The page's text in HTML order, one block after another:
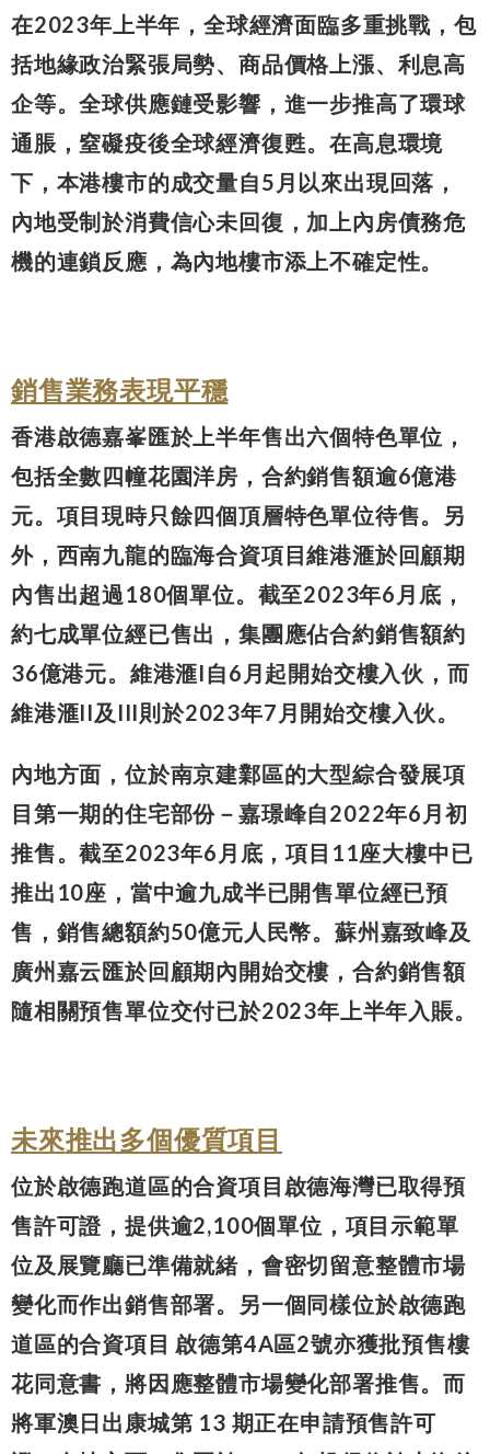
在2023年上半年，全球經濟面臨多重挑戰，包
括地緣政治緊張局勢、商品價格上漲、利息高
企等。全球供應鏈受影響，進一步推高了環球
通脹，窒礙疫後全球經濟復甦。在高息環境
下，本港樓市的成交量自5月以來出現回落，
內地受制於消費信心未回復，加上內房債務危
機的連鎖反應，為內地樓市添上不確定性。
銷售業務表現平穩
香港啟德嘉峯匯於上半年售出六個特色單位，
包括全數四幢花園洋房，合約銷售額逾6億港
元。項目現時只餘四個頂層特色單位待售。另
外，西南九龍的臨海合資項目維港滙於回顧期
內售出超過180個單位。截至2023年6月底，
約七成單位經已售出，集團應佔合約銷售額約
36億港元。維港滙I自6月起開始交樓入伙，而
維港滙II及III則於2023年7月開始交樓入伙。
內地方面，位於南京建鄴區的大型綜合發展項
目第一期的住宅部份－嘉璟峰自2022年6月初
推售。截至2023年6月底，項目11座大樓中已
推出10座，當中逾九成半已開售單位經已預
售，銷售總額約50億元人民幣。蘇州嘉致峰及
廣州嘉云匯於回顧期內開始交樓，合約銷售額
隨相關預售單位交付已於2023年上半年入賬。
未來推出多個優質項目
位於啟德跑道區的合資項目啟德海灣已取得預
售許可證，提供逾2,100個單位，項目示範單
位及展覽廳已準備就緒，會密切留意整體市場
變化而作出銷售部署。另一個同樣位於啟德跑
道區的合資項目 啟德第4A區2號亦獲批預售樓
花同意書，將因應整體市場變化部署推售。而
將軍澳日出康城第 13 期正在申請預售許可